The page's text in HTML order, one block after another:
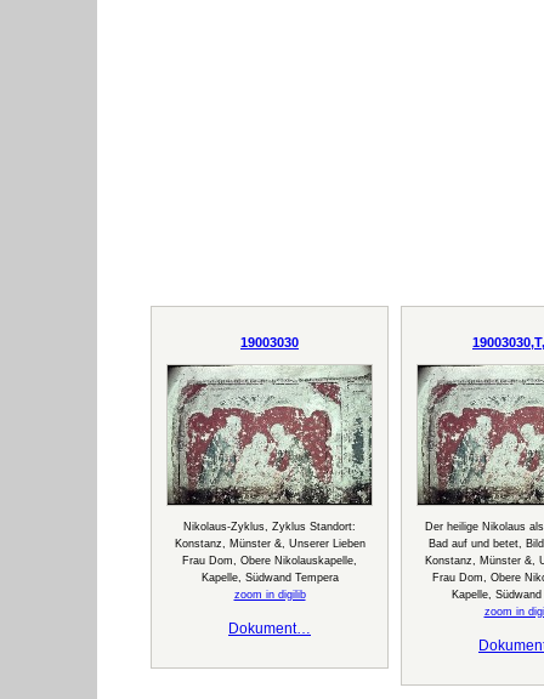
19003030
Nikolaus-Zyklus, Zyklus Standort:
Konstanz, Münster &, Unserer Lieben
Frau Dom, Obere Nikolauskapelle,
Kapelle, Südwand Tempera
zoom in digilib
Dokument…
Der heilige Nikolaus
Bad auf und betet,
Konstanz, Münster &,
Frau Dom, Obere
Kapelle, Südwand
zoom in